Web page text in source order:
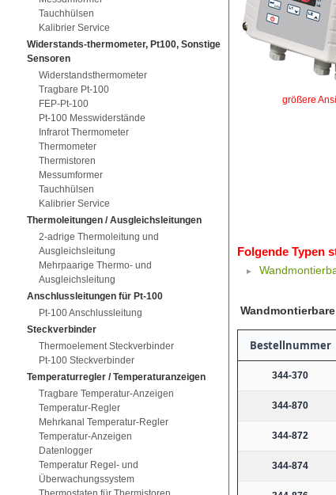
Tauchhülsen
Kalibrier Service
Widerstands-thermometer, Pt100, Sonstige
Sensoren
Widerstandsthermometer
Tragbare Pt-100
FEP-Pt-100
Pt-100 Messwiderstände
Infrarot Thermometer
Thermometer
Thermistoren
Messumformer
Tauchhülsen
Kalibrier Service
Thermoleitungen / Ausgleichsleitungen
2-adrige Thermoleitung und
Ausgleichsleitung
Mehrpaarige Thermo- und
Ausgleichsleitung
Anschlussleitungen für Pt-100
Pt-100 Anschlussleitung
Steckverbinder
Thermoelement Steckverbinder
Pt-100 Steckverbinder
Temperaturregler / Temperaturanzeigen
Tragbare Temperatur-Anzeigen
Temperatur-Regler
Mehrkanal Temperatur-Regler
Temperatur-Anzeigen
Datenlogger
Temperatur Regel- und
Überwachungssystem
größere
Folgende Typen
Bestellnummer
344-370
344-870
344-872
344-874